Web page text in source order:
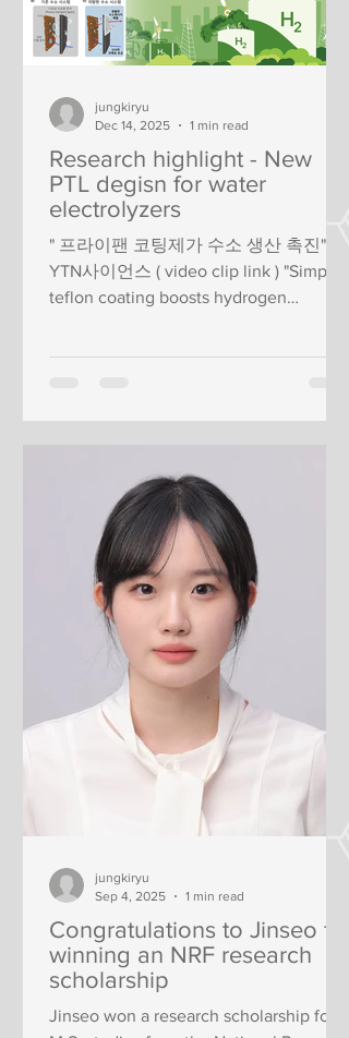
Research highlight - New
PTL degisn for water
electrolyzers
" 프라이팬 코팅제가 수소 생산 촉진"
YTN사이언스 ( video clip link ) "Simple
teflon coating boosts hydrogen
jungkiryu
Dec 14, 2025
1 min read
Congratulations to Jinseo for
winning an NRF research
scholarship
Jinseo won a research scholarship for
jungkiryu
Sep 4, 2025
1 min read